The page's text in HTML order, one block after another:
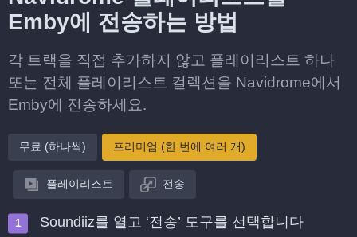
Emby에 전송하는 방법
각 트랙을 직접 추가하지 않고 플레이리스트 하나
또는 전체 플레이리스트 컬렉션을 Navidrome에서
Emby에 전송하세요.
무료 (하나씩) 프리미엄 (한 번에 여러 개)
플레이리스트 전송
Soundiiz를 열고 ‘전송’ 도구를 선택합니다